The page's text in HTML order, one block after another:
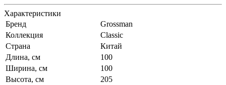
Характеристики
Бренд
Grossman
Коллекция
Classic
Страна
Китай
Длина, см
100
Ширина, см
100
Высота, см
205